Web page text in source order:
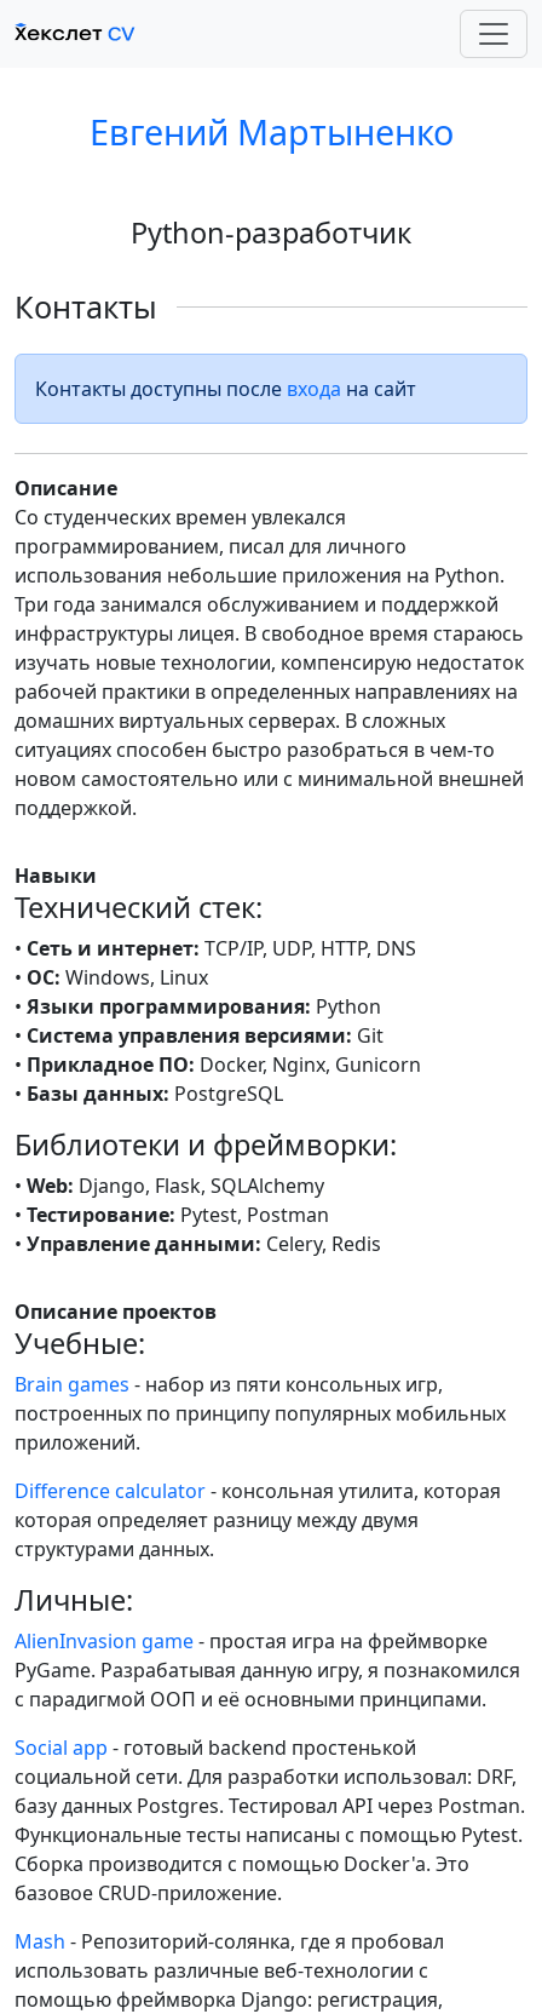
Евгений Мартыненко
Python-разработчик
Контакты
Контакты доступны после входа на сайт
Описание
Со студенческих времен увлекался
программированием, писал для личного
использования небольшие приложения на Python.
Три года занимался обслуживанием и поддержкой
инфраструктуры лицея. В свободное время стараюсь
изучать новые технологии, компенсирую недостаток
рабочей практики в определенных направлениях на
домашних виртуальных серверах. В сложных
ситуациях способен быстро разобраться в чем-то
новом самостоятельно или с минимальной внешней
поддержкой.
Навыки
Технический стек:
• Сеть и интернет: TCP/IP, UDP, HTTP, DNS
• OC: Windows, Linux
• Языки программирования: Python
• Система управления версиями: Git
• Прикладное ПО: Docker, Nginx, Gunicorn
• Базы данных: PostgreSQL
Библиотеки и фреймворки:
• Web: Django, Flask, SQLAlchemy
• Тестирование: Pytest, Postman
• Управление данными: Celery, Redis
Описание проектов
Учебные:
Brain games - набор из пяти консольных игр,
построенных по принципу популярных мобильных
приложений.
Difference calculator- консольная утилита, которая
которая определяет разницу между двумя
структурами данных.
Личные:
AlienInvasion game- простая игра на фреймворке
PyGame. Разрабатывая данную игру, я познакомился
с парадигмой ООП и её основными принципами.
Social app - готовый backend простенькой
социальной сети. Для разработки использовал: DRF,
базу данных Postgres. Тестировал API через Postman.
Функциональные тесты написаны с помощью Pytest.
Сборка производится с помощью Docker'a. Это
базовое CRUD-приложение.
Mash - Репозиторий-солянка, где я пробовал
использовать различные веб-технологии с
помощью фреймворка Django: регистрация,